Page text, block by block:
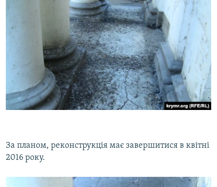
За планом, реконструкція має завершитися в квітні
2016 року.